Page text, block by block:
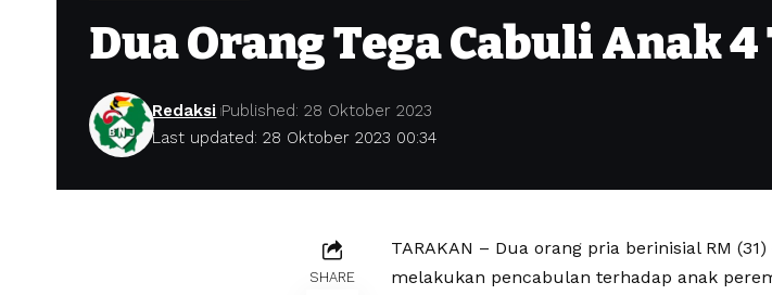
Dua Orang Tega Cabuli Anak
Last updated: 28 Oktober 2023 00:34
Redaksi Published: 28 Oktober 2023
SHARE
TARAKAN – Dua orang pria berinisial RM
melakukan pencabulan terhadap anak